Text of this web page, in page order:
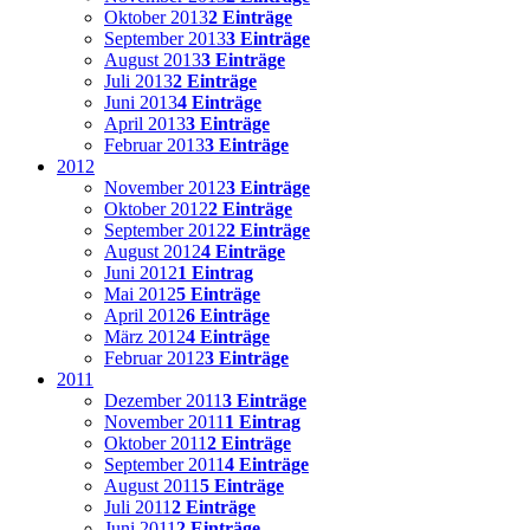
Oktober 20132 Einträge
September 20133 Einträge
August 20133 Einträge
Juli 20132 Einträge
Juni 20134 Einträge
April 20133 Einträge
Februar 20133 Einträge
2012
November 20123 Einträge
Oktober 20122 Einträge
September 20122 Einträge
August 20124 Einträge
Juni 20121 Eintrag
Mai 20125 Einträge
April 20126 Einträge
März 20124 Einträge
Februar 20123 Einträge
2011
Dezember 20113 Einträge
November 2011 1 Eintrag
Oktober 20112 Einträge
September 20114 Einträge
August 20115 Einträge
Juli 20112 Einträge